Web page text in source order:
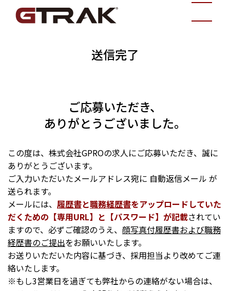
送信完了
ご応募いただき、
ありがとうございました。
この度は、株式会社GPROの求人にご応募いただき、誠に
ありがとうございます。
ご入力いただいたメールアドレス宛に 自動返信メール が
送られます。
メールには、 履歴書と職務経歴書をアップロードしていた
だくための【専用URL】と【パスワード】が記載されてい
ますので、必ずご確認のうえ、 顔写真付履歴書および職務
経歴書のご提出をお願いいたします。
お送りいただいた内容に基づき、採用担当より改めてご連
絡いたします。
もし3営業日を過ぎても弊社からの連絡がない場合は、